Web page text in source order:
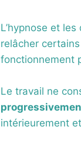
L’hypnose et
relâcher
fonctionnement
Le travail ne
intérieurement